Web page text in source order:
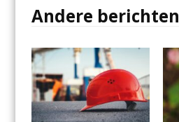
Andere berichten